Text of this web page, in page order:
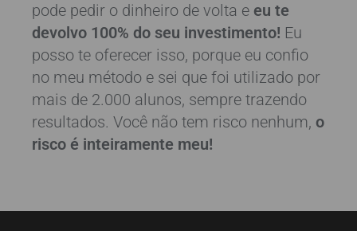
pode pedir o dinheiro de volta e eu te
devolvo 100% do seu investimento! Eu
posso te oferecer isso, porque eu confio
no meu método e sei que foi utilizado por
mais de 2.000 alunos, sempre trazendo
resultados. Você não tem risco nenhum, o
risco é inteiramente meu!